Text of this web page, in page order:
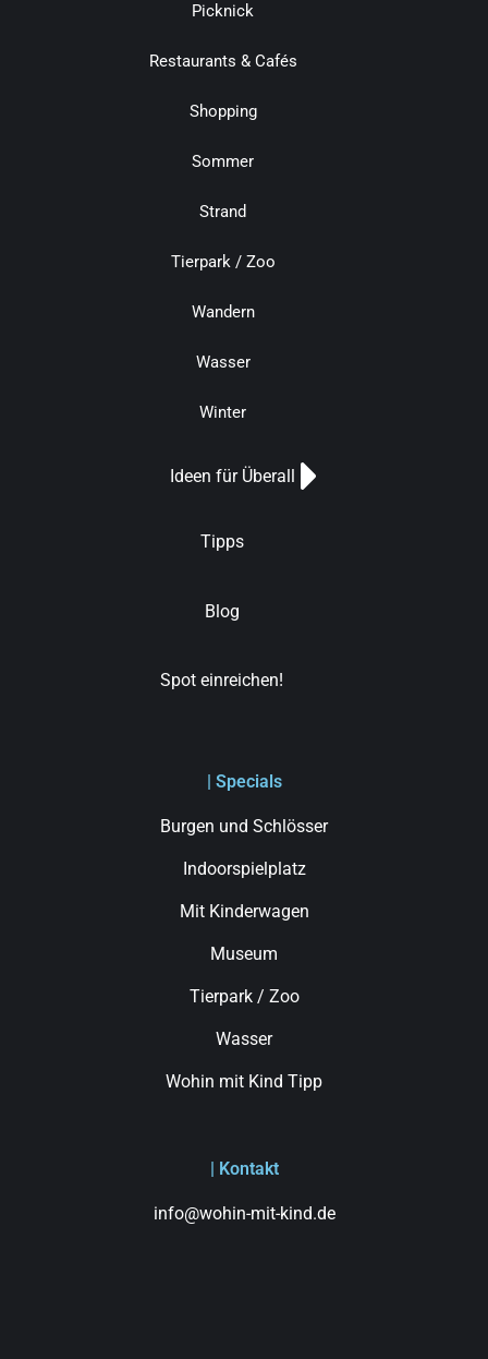
Picknick
Restaurants & Cafés
Shopping
Sommer
Strand
Tierpark / Zoo
Wandern
Wasser
Winter
Ideen für Überall
Tipps
Blog
Spot einreichen!
| Specials
Burgen und Schlösser
Indoorspielplatz
Mit Kinderwagen
Museum
Tierpark / Zoo
Wasser
Wohin mit Kind Tipp
| Kontakt
info@wohin-mit-kind.de